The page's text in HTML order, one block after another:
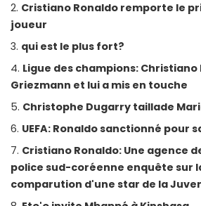
Cristiano Ronaldo remporte le
joueur
qui est le plus fort?
Ligue des champions: Christiano
Griezmann et lui a mis en touche
Christophe Dugarry taillade
UEFA: Ronaldo sanctionné pour
Cristiano Ronaldo: Une agence
police sud-coréenne enquête sur
comparution d'une star de la